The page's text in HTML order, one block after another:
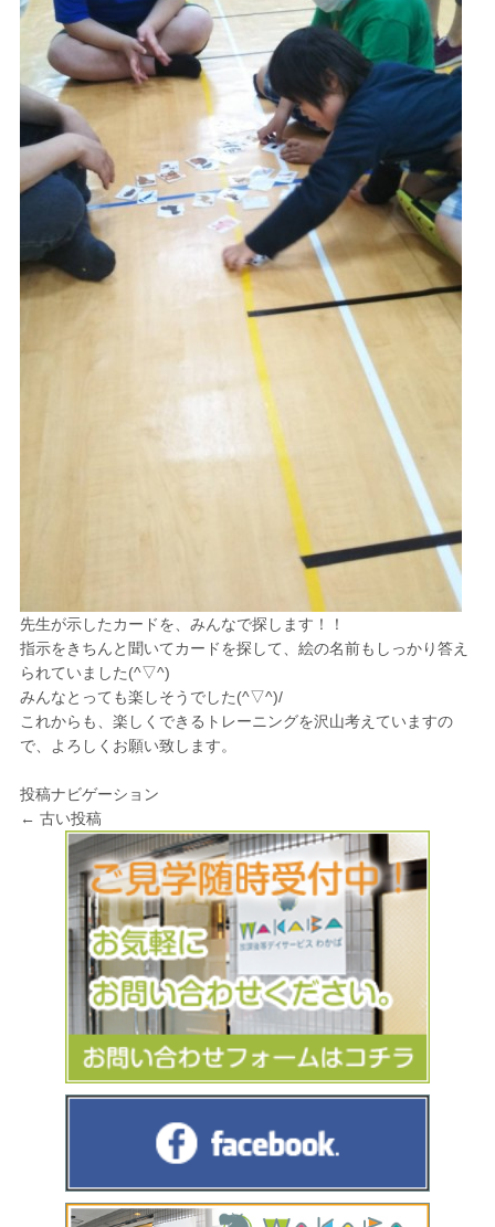
先生が示したカードを、みんなで探します！！
指示をきちんと聞いてカードを探して、絵の名前もしっかり答え
られていました(^▽^)
みんなとっても楽しそうでした(^▽^)/
これからも、楽しくできるトレーニングを沢山考えていますの
で、よろしくお願い致します。
投稿ナビゲーション
← 古い投稿